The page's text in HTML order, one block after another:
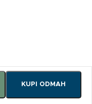
KUPI ODMAH